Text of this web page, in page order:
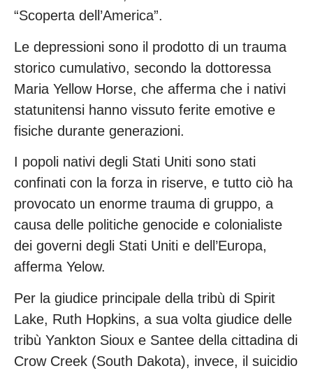
“Scoperta dell’America”.
Le depressioni sono il prodotto di un trauma
storico cumulativo, secondo la dottoressa
Maria Yellow Horse, che afferma che i nativi
statunitensi hanno vissuto ferite emotive e
fisiche durante generazioni.
I popoli nativi degli Stati Uniti sono stati
confinati con la forza in riserve, e tutto ciò ha
provocato un enorme trauma di gruppo, a
causa delle politiche genocide e colonialiste
dei governi degli Stati Uniti e dell’Europa,
afferma Yelow.
Per la giudice principale della tribù di Spirit
Lake, Ruth Hopkins, a sua volta giudice delle
tribù Yankton Sioux e Santee della cittadina di
Crow Creek (South Dakota), invece, il suicidio